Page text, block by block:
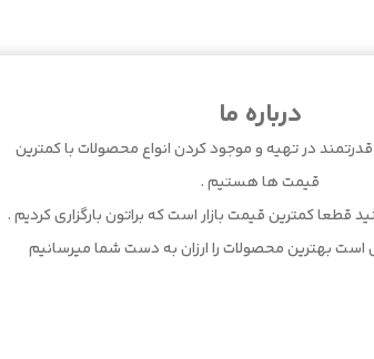
درباره ما
در تهیه و موجود کردن انواع محصولات با کمترین
قیمت ها هستیم .
کمترین قیمت بازار است که براتون بارگزاری کردیم .
بهترین محصولات را ارزان به دست شما میرسانیم